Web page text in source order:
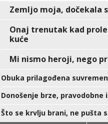
Zemljo moja, dočekala
Onaj trenutak kad
kuće
Mi nismo heroji, nego
Obuka prilagođena
Donošenje brze, pravodobne
Što se krvlju brani, ne pušta